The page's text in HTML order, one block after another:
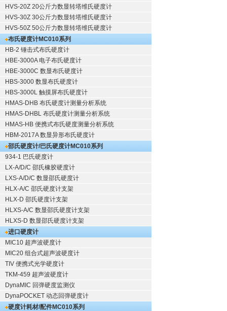
HVS-20Z 20公斤力数显转塔维氏硬度计
HVS-30Z 30公斤力数显转塔维氏硬度计
HVS-50Z 50公斤力数显转塔维氏硬度计
布氏硬度计MC010系列
HB-2 锤击式布氏硬度计
HBE-3000A 电子布氏硬度计
HBE-3000C 数显布氏硬度计
HBS-3000 数显布氏硬度计
HBS-3000L 触摸屏布氏硬度计
HMAS-DHB 布氏硬度计测量分析系统
HMAS-DHBL 布氏硬度计测量分析系统
HMAS-HB 便携式布氏硬度测量分析系统
HBM-2017A 数显异形布氏硬度计
邵氏硬度计/巴氏硬度计MC010系列
934-1 巴氏硬度计
LX-A/D/C 邵氏橡胶硬度计
LXS-A/D/C 数显邵氏硬度计
HLX-A/C 邵氏硬度计支架
HLX-D 邵氏硬度计支架
HLXS-A/C 数显邵氏硬度计支架
HLXS-D 数显邵氏硬度计支架
进口硬度计
MIC10 超声波硬度计
MIC20 组合式超声波硬度计
TIV 便携式光学硬度计
TKM-459 超声波硬度计
DynaMIC 回弹硬度监测仪
DynaPOCKET 动态回弹硬度计
硬度计耗材/配件MC010系列